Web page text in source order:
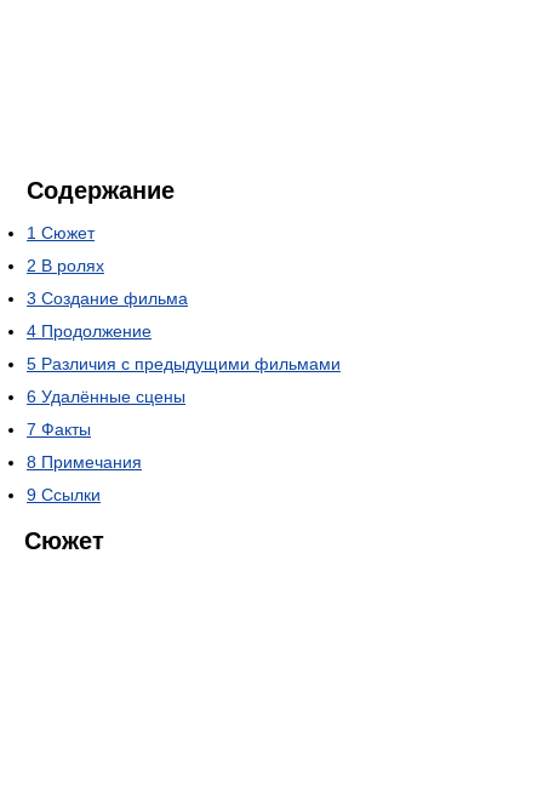
Содержание
1 Сюжет
2 В ролях
3 Создание фильма
4 Продолжение
5 Различия с предыдущими фильмами
6 Удалённые сцены
7 Факты
8 Примечания
9 Ссылки
Сюжет